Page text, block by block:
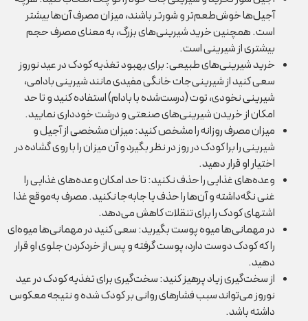
آجیل‌ها خوش‌طعم‌تر و شورتر باشند، میزان مصرف آن‌ها بیشتر
است. همچنین خرید شیرینی‌های بزرگ، به معنای مصرف حجم
بیشتری از شیرینی است.
خرید شیرینی‌های طبیعی: برای بهبود تغذیه کودک در عید نوروز
سعی کنید از شیرینی‌جات خانگی مفیدی مانند شیرینی بادامی،
شیرینی نخودی، توت (درست‌شده با بادام) استفاده کنید و تا حد
امکان از خریدن شیرینی‌های صنعتی و درشت خودداری نمایید.
میزان مصرف روزانه را مشخص کنید: میزان مشخصی از آجیل و
شیرینی را برا کودک در روز در نظر بگیرد و آن میزان را با روی گشاده در
اختیار او قرار دهید.
وعده‌های غذایی را حذف نکنید: تا حد امکان وعده‌های غذایی را
غنی نگه‌داشته و آن‌ها را حذف یا جابه‌جا نکنید. مصرف به‌موقع غذا
اشتهای کودک را برای تنقلات کاهش می‌دهد.
در مهمانی‌ها میوه پوست بگیرید: سعی کنید در مهمانی‌ها میوه‌ای
را که کودک دوست دارد، پوست گرفته و پس از خرد‌کردن جلوی او قرار
دهید.
از سخت‌گیری زیاد پرهیز کنید: سخت‌گیری برای تغذیه کودک در عید
نوروز می‌تواند سبب فشارهای روانی بر کودک شده و نتیجه معکوس
داشته باشد.